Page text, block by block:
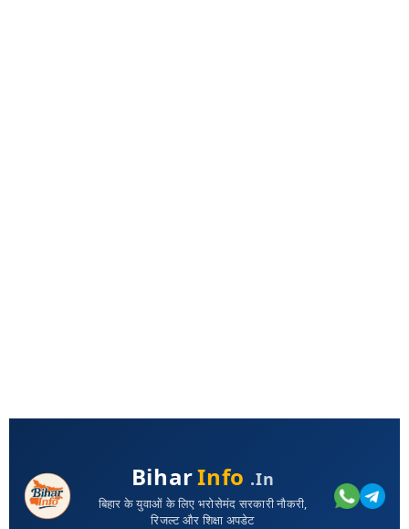
BiharInfo .in
बिहार के युवाओं के लिए भरोसेमंद सरकारी नौकरी,
रिजल्ट और शिक्षा अपडेट